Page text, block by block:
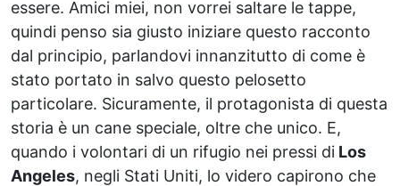
essere. Amici miei, non vorrei saltare le tappe,
quindi penso sia giusto iniziare questo racconto
dal principio, parlandovi innanzitutto di come è
stato portato in salvo questo pelosetto
particolare. Sicuramente, il protagonista di questa
storia è un cane speciale, oltre che unico. E,
quando i volontari di un rifugio nei pressi di Los
Angeles, negli Stati Uniti, lo videro capirono che